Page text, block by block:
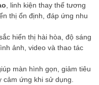
, linh kiện thay thế tương
thị ổn định, đáp ứng nhu
sắc hiển thị hài hòa, độ sáng
ảnh, video và thao tác
màn hình gọn, giảm tiêu
ứng khi sử dụng.